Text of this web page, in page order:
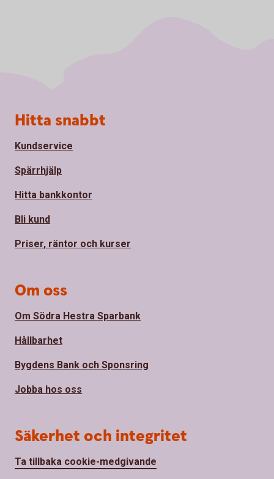
Sidfot
Hitta snabbt
Kundservice
Spärrhjälp
Hitta bankkontor
Bli kund
Priser, räntor och kurser
Om oss
Om Södra Hestra Sparbank
Hållbarhet
Bygdens Bank och Sponsring
Jobba hos oss
Säkerhet och integritet
Ta tillbaka cookie-medgivande